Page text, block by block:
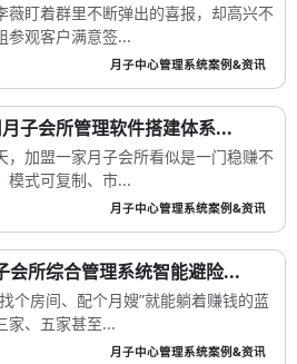
薇盯着群里不断弹出的喜报，却高兴不
参观客户满意签...
月子中心管理系统案例&资讯
子会所管理软件搭建体系...
，加盟一家月子会所看似是一门稳赚不
式可复制、市...
月子中心管理系统案例&资讯
会所综合管理系统智能避险...
个房间、配个月嫂”就能躺着赚钱的蓝
家、五家甚至...
月子中心管理系统案例&资讯